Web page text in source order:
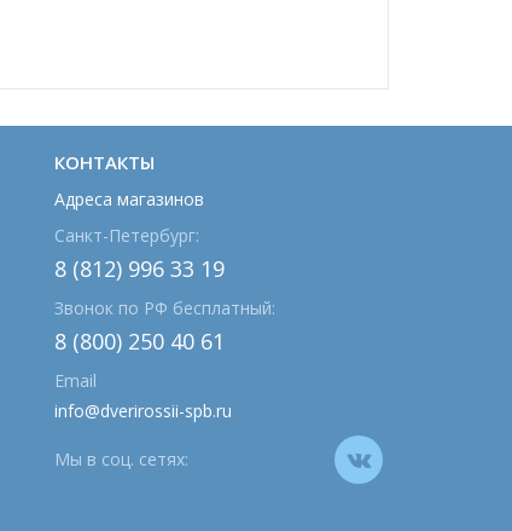
КОНТАКТЫ
Адреса магазинов
Санкт-Петербург:
8 (812) 996 33 19
Звонок по РФ бесплатный:
8 (800) 250 40 61
Email
info@dverirossii-spb.ru
Мы в соц. сетях: